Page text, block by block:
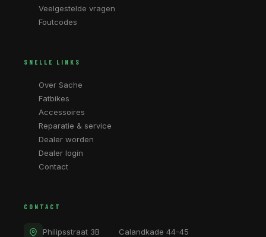
Veelgestelde vragen
Foutcodes
SNELLE LINKS
Over Sache
Fatbikes
Accessoires
Reparatie & service
Dealer worden
Dealer login
Contact
CONTACT
Philipsstraat 3B
Calandkade 44-45